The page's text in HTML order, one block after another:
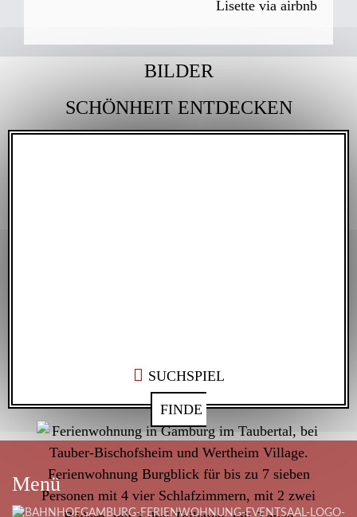
Lisette via airbnb
BILDER
SCHÖNHEIT ENTDECKEN
SUCHSPIEL
FINDE
Menü